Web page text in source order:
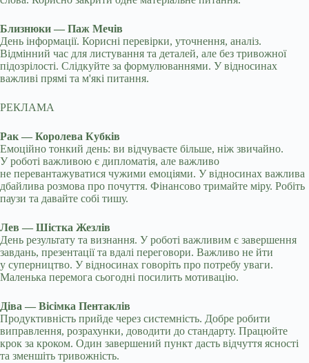
Близнюки — Паж Мечів
День інформації. Корисні перевірки, уточнення, аналіз.
Відмінний час для листування та деталей, але без тривожної
підозрілості. Слідкуйте за формулюваннями. У відносинах
важливі прямі та м'які питання.
РЕКЛАМА
Рак — Королева Кубків
Емоційно тонкий день: ви відчуваєте більше, ніж звичайно.
У роботі важливою є дипломатія, але важливо
не перевантажуватися чужими емоціями. У відносинах важлива
дбайлива розмова про почуття. Фінансово тримайте міру. Робіть
паузи та давайте собі тишу.
Лев — Шістка Жезлів
День результату та визнання. У роботі важливим є завершення
завдань, презентації та вдалі переговори. Важливо не йти
у суперництво. У відносинах говоріть про потребу уваги.
Маленька перемога сьогодні посилить мотивацію.
Діва — Вісімка Пентаклів
Продуктивність прийде через системність. Добре робити
виправлення, розрахунки, доводити до стандарту. Працюйте
крок за кроком. Один завершений пункт дасть відчуття ясності
та зменшіть тривожність.